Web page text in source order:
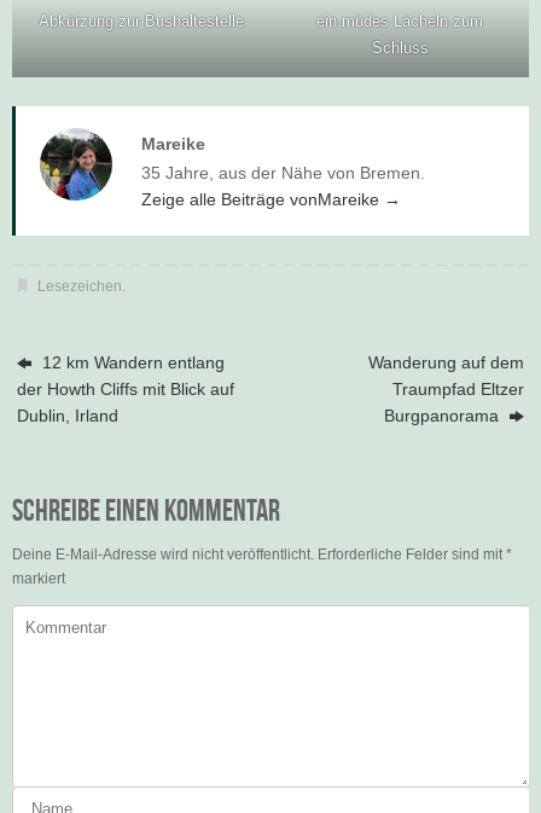
Abkürzung zur Bushaltestelle
ein müdes Lächeln zum
Schluss
Mareike
35 Jahre, aus der Nähe von Bremen.
Zeige alle Beiträge vonMareike →
Lesezeichen
12 km Wandern entlang
der Howth Cliffs mit Blick auf
Dublin, Irland
Wanderung auf dem
Traumpfad Eltzer
Burgpanorama
Schreibe einen Kommentar
Deine E-Mail-Adresse wird nicht veröffentlicht. Erforderliche Felder sind mit *
markiert